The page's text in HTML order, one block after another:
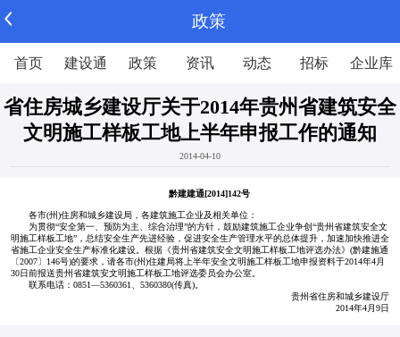
政策
首页 建设通 政策 资讯 动态 招标 企业库
省住房城乡建设厅关于2014年贵州省建筑安全
文明施工样板工地上半年申报工作的通知
2014-04-10
黔建建通[2014]142号
各市(州)住房和城乡建设局，各建筑施工企业及相关单位：
为贯彻“安全第一、预防为主、综合治理”的方针，鼓励建筑施工企业争创“贵州省建筑安全文
明施工样板工地”，总结安全生产先进经验，促进安全生产管理水平的总体提升，加速加快推进全
省施工企业安全生产标准化建设。根据《贵州省建筑安全文明施工样板工地评选办法》(黔建施通
〔2007〕146号)的要求，请各市(州)住建局将上半年安全文明施工样板工地申报资料于2014年4月
30日前报送贵州省建筑安文明施工样板工地评选委员会办公室。
联系电话：0851—5360361、5360380(传真)。
贵州省住房和城乡建设厅
2014年4月9日